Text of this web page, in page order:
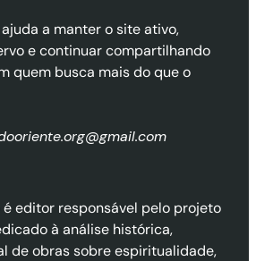
a manter o site ativo,
e continuar compartilhando
quem busca mais do que o
é editor responsável pelo projeto
à análise histórica,
de obras sobre espiritualidade,